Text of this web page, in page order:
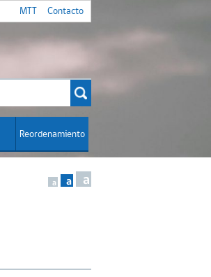
MTT Contacto
Reordenamiento
a a a